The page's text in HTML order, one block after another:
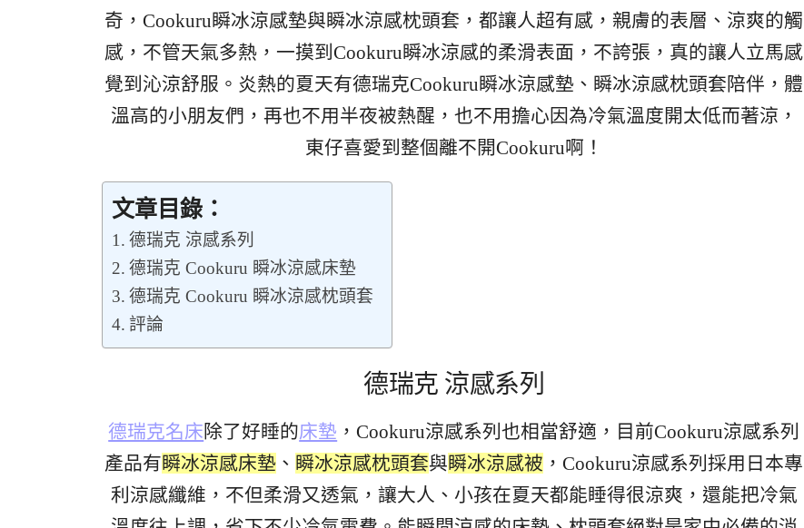
奇，Cookuru瞬冰涼感墊與瞬冰涼感枕頭套，都讓人超有感，親膚的表層、涼爽的觸
感，不管天氣多熱，一摸到Cookuru瞬冰涼感的柔滑表面，不誇張，真的讓人立馬感
覺到沁涼舒服。炎熱的夏天有德瑞克Cookuru瞬冰涼感墊、瞬冰涼感枕頭套陪伴，體
溫高的小朋友們，再也不用半夜被熱醒，也不用擔心因為冷氣溫度開太低而著涼，
東仔喜愛到整個離不開Cookuru啊！
文章目錄：
德瑞克 涼感系列
德瑞克 Cookuru 瞬冰涼感床墊
德瑞克 Cookuru 瞬冰涼感枕頭套
評論
德瑞克 涼感系列
德瑞克名床除了好睡的床墊 ，Cookuru涼感系列也相當舒適，目前Cookuru涼感系列
產品有瞬冰涼感床墊 、 瞬冰涼感枕頭套與瞬冰涼感被 ，Cookuru涼感系列採用日本專
利涼感纖維，不但柔滑又透氣，讓大人、小孩在夏天都能睡得很涼爽，還能把冷氣